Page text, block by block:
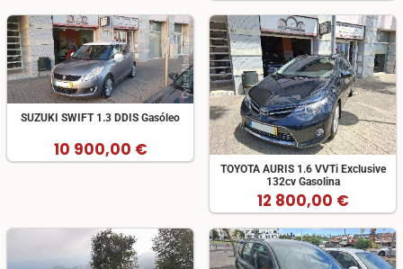
SUZUKI SWIFT 1.3 DDIS Gasóleo
10 900,00 €
TOYOTA AURIS 1.6 VVTi Exclusive
132cv Gasolina
12 800,00 €